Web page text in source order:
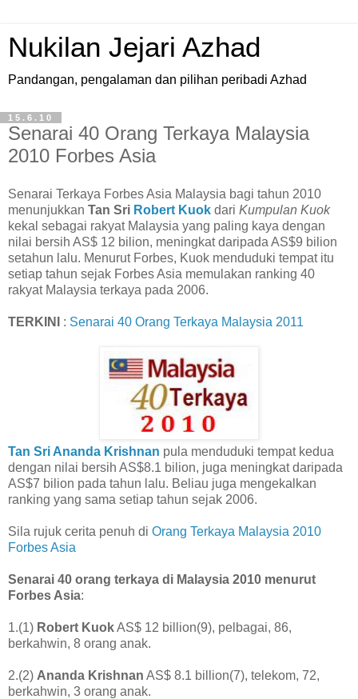
Nukilan Jejari Azhad
Pandangan, pengalaman dan pilihan peribadi Azhad
15.6.10
Senarai 40 Orang Terkaya Malaysia
2010 Forbes Asia
Senarai Terkaya Forbes Asia Malaysia bagi tahun 2010
menunjukkan Tan Sri Robert Kuok dari Kumpulan Kuok
kekal sebagai rakyat Malaysia yang paling kaya dengan
nilai bersih AS$ 12 bilion, meningkat daripada AS$9 bilion
setahun lalu. Menurut Forbes, Kuok menduduki tempat itu
setiap tahun sejak Forbes Asia memulakan ranking 40
rakyat Malaysia terkaya pada 2006.
TERKINI : Senarai 40 Orang Terkaya Malaysia 2011
Tan Sri Ananda Krishnan pula menduduki tempat kedua
dengan nilai bersih AS$8.1 bilion, juga meningkat daripada
AS$7 bilion pada tahun lalu. Beliau juga mengekalkan
ranking yang sama setiap tahun sejak 2006.
Sila rujuk cerita penuh di Orang Terkaya Malaysia 2010
Forbes Asia
Senarai 40 orang terkaya di Malaysia 2010 menurut
Forbes Asia:
1.(1) Robert KuokAS$ 12 billion(9), pelbagai, 86,
berkahwin, 8 orang anak.
2.(2) Ananda Krishnan AS$ 8.1 billion(7), telekom, 72,
berkahwin, 3 orang anak.